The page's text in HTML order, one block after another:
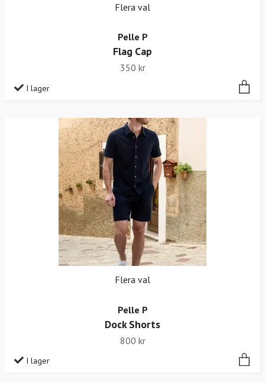
Flera val
Pelle P
Flag Cap
350 kr
I lager
Flera val
Pelle P
Dock Shorts
800 kr
I lager